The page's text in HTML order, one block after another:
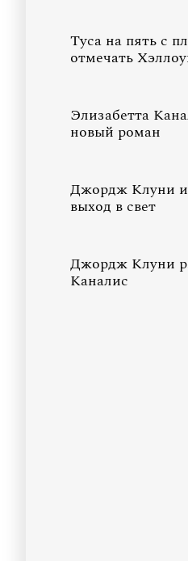
Туса на пять с
отмечать
Элизабетта
новый роман
Джордж Клуни
выход в свет
Джордж Клуни
Каналис